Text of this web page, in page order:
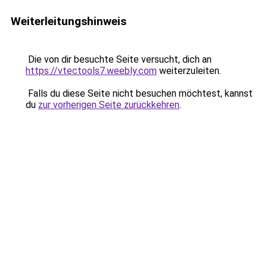
Weiterleitungshinweis
Die von dir besuchte Seite versucht, dich an
https://vtectools7.weebly.com weiterzuleiten.
Falls du diese Seite nicht besuchen möchtest, kannst
du zur vorherigen Seite zurückkehren.